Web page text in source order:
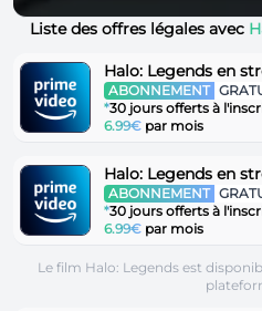
Liste des offres légales avec
Halo: Legends en
ABONNEMENT
*30 jours offerts à
6.99€ par mois
Halo: Legends en
ABONNEMENT
*30 jours offerts à
6.99€ par mois
Le film Halo: Legends est